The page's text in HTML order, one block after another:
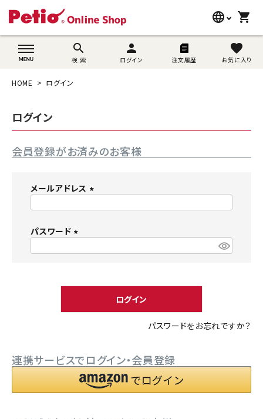
language
wovn-lang-name
shopping_cart
search
検 索
person
ログイン 注文履歴
favorite
お気に入り
search
うさぎ用品
ブランド別に探す
目的別に探す
SNS
ようこそ ゲスト 様
person 新規会員登録
HOME ログイン
ログイン
会員登録がお済みのお客様
メールアドレス
パスワード
)
ログイン
パスワードをお忘れですか？
連携サービスでログイン・会員登録